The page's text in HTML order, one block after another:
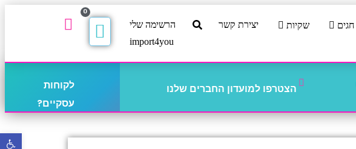
חגים שקיות יצירת קשר
הרשימה שלי
import4you
0
הצטרפו למועדון החברים שלנו
לקוחות
עסקיים?
פתח